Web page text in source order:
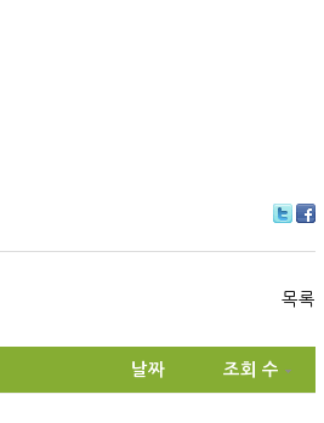
itte ce
ok
목록
날짜 조회 수